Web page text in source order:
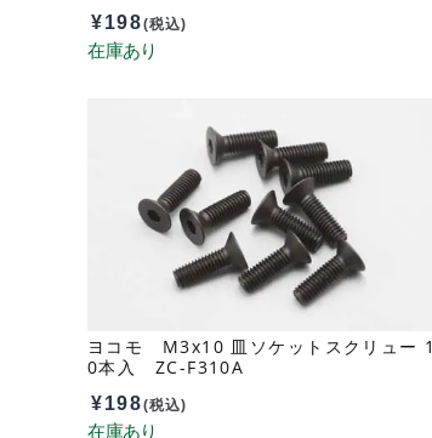
¥198(税込)
ヨコモ M3x10 皿ソケットスクリュー 1
0本入 ZC-F310A
¥198(税込)